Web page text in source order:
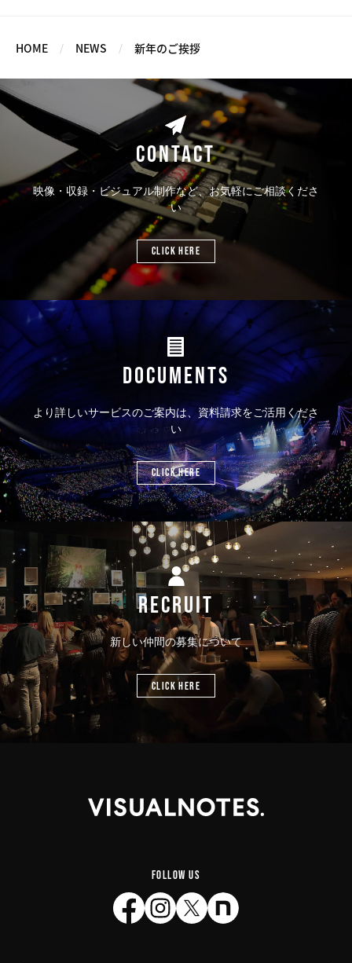
HOME NEWS 新年のご挨拶
CONTACT
映像・収録・ビジュアル制作など、お気軽にご相談くださ
い
CLICK HERE
DOCUMENTS
より詳しいサービスのご案内は、資料請求をご活用くださ
い
CLICK HERE
RECRUIT
新しい仲間の募集について
CLICK HERE
FOLLOW US